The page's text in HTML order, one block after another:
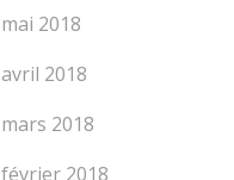
mai 2018
avril 2018
mars 2018
février 2018